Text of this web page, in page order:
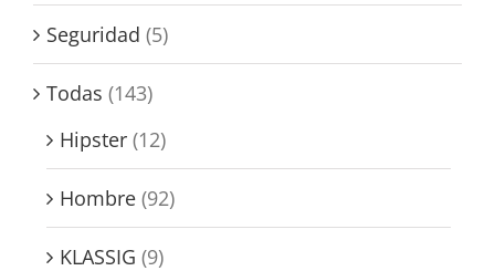
Seguridad (5)
Todas (143)
Hipster (12)
Hombre (92)
KLASSIG (9)